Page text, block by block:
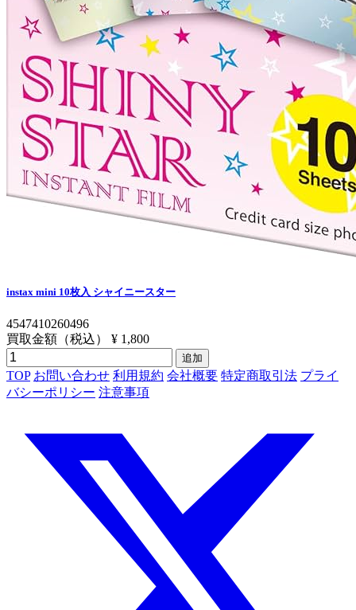
instax mini 10枚入 シャイニースター
4547410260496
買取金額（税込）
¥ 1,800
追加
TOP お問い合わせ 利用規約 会社概要 特定商取引法 プライ
バシーポリシー 注意事項